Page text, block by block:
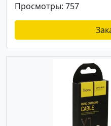
Просмотры: 757